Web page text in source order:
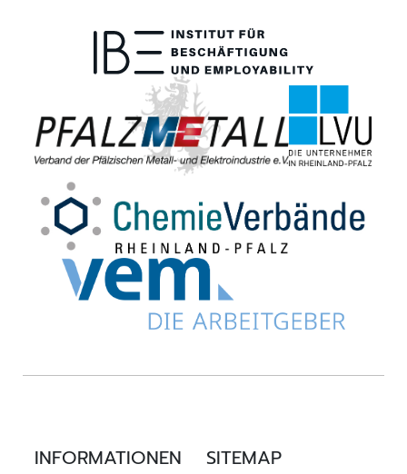
INFORMATIONEN SITEMAP